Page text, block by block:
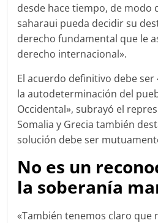
desde hace tiempo, de modo
saharaui pueda decidir su
derecho fundamental que le
derecho internacional».
El acuerdo definitivo debe
la autodeterminación del
Occidental», subrayó el
Somalia y Grecia también
solución debe ser
No es un
la soberanía
«También tenemos claro que